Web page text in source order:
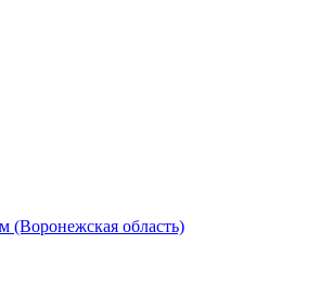
(Воронежская область)